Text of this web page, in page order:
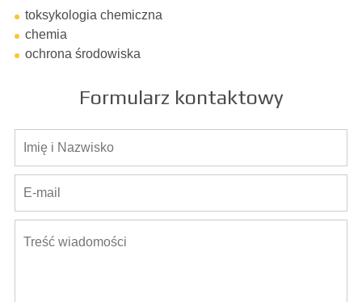
toksykologia chemiczna
chemia
ochrona środowiska
Formularz kontaktowy